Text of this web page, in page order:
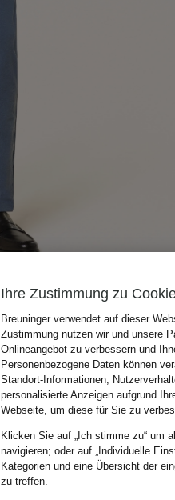
Ihre Zustimmung zu
Breuninger verwendet auf dieser
Zustimmung nutzen wir und unsere
Onlineangebot zu verbessern und
Personenbezogene Daten können
Standort-Informationen,
personalisierte Anzeigen aufgrund
Webseite, um diese für Sie zu
Klicken Sie auf „Ich stimme zu“ um
navigieren; oder auf „Individuelle
Kategorien und eine Übersicht der
zu treffen.